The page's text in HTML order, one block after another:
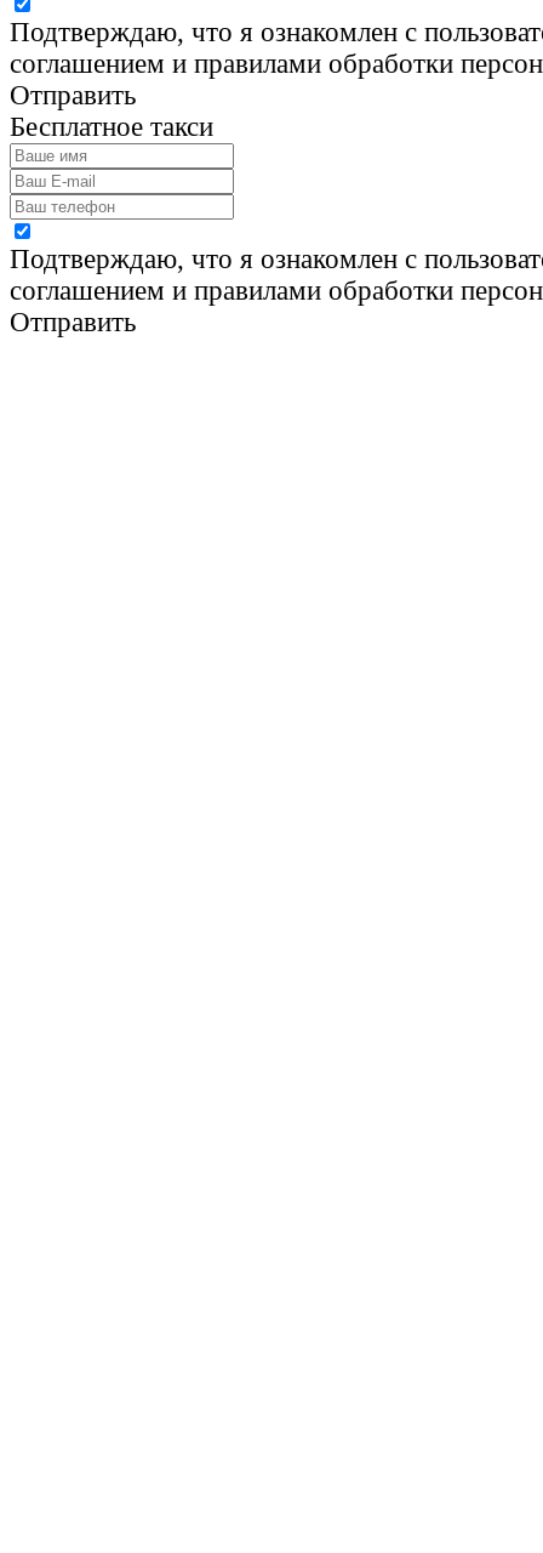
Подтверждаю, что я ознакомлен с
соглашением и правилами обработки
Отправить
Бесплатное такси
Подтверждаю, что я ознакомлен с
соглашением и правилами обработки
Отправить